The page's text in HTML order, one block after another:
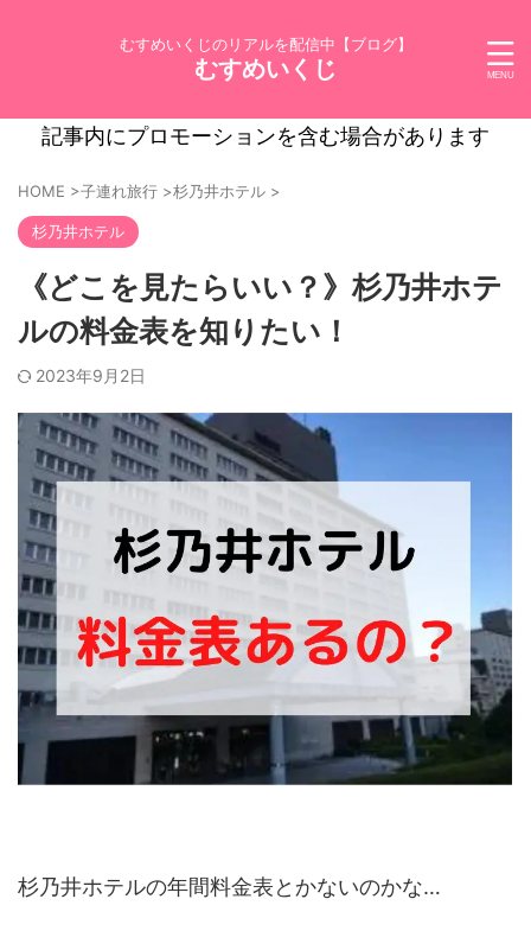
むすめいくじのリアルを配信中【ブログ】
むすめいくじ
記事内にプロモーションを含む場合があります
HOME >子連れ旅行 >杉乃井ホテル >
杉乃井ホテル
《どこを見たらいい？》杉乃井ホテ
ルの料金表を知りたい！
2023年9月2日
杉乃井ホテルの年間料金表とかないのかな…